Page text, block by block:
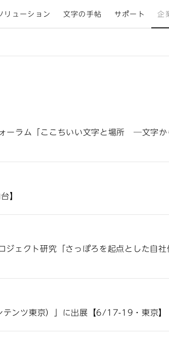
リューション 文字の手帖 サポート 企
ラム「ここちいい文字と場所 ─文字か
】
ェクト研究「さっぽろを起点とした自社
ンツ東京）」に出展【6/17-19・東京】